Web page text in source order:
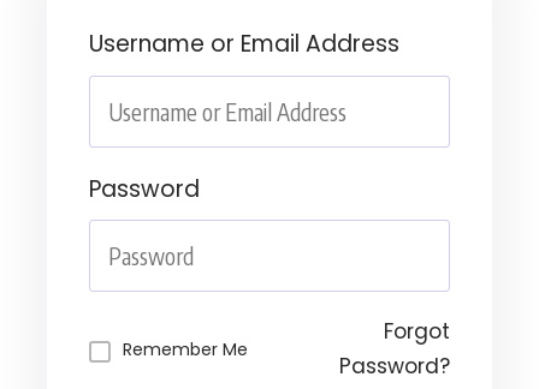
Username or Email Address
Password
Remember Me
Forgot
Password?